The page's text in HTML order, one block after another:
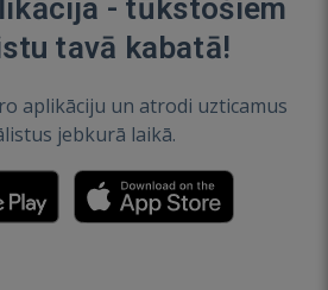
- tūkstošiem
tavā kabatā!
aplikāciju un atrodi uzticamus
jebkurā laikā.